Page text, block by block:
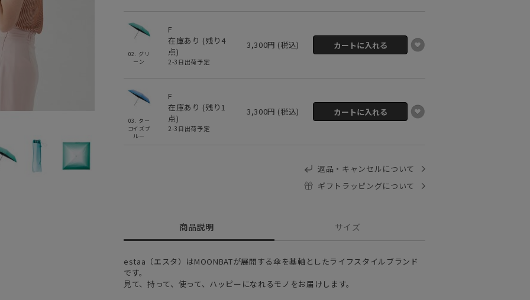
02. グリ
ーン
F
在庫あり (残り 4
点)
2-3日出荷予定
3,300円 (税込)
03. ター
コイズブ
ルー
F
在庫あり (残り1
点)
2-3日出荷予定
3,300円 (税込)
返品・キャンセルについて
ギフトラッピングについて
商品説明 サイズ
estaa（エスタ）はMOONBATが展開する傘を基軸としたライフスタイルブランド
です。
見て、持って、使って、ハッピーになれるモノをお届けします。